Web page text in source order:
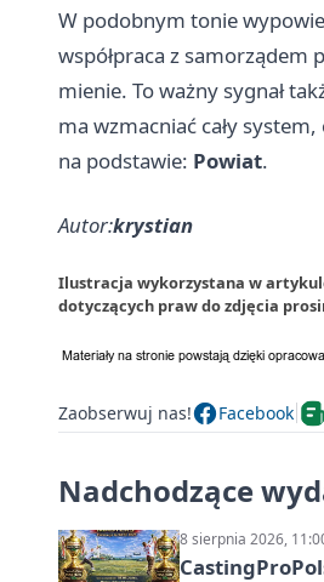
W podobnym tonie
współpraca z samorządem
mienie. To ważny sygnał
ma wzmacniać cały
na podstawie: Powiat.
Autor:krystian
Ilustracja wykorzystana w
dotyczących praw do zdjęcia
Zaobserwuj nas! Facebook
Nadchodzące
8 sierpnia 2026,